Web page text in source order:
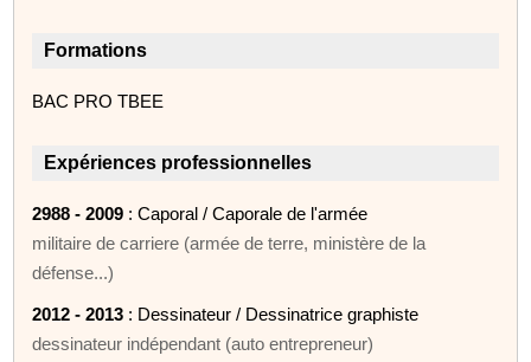
Formations
BAC PRO TBEE
Expériences professionnelles
2988 - 2009 : Caporal / Caporale de l'armée
militaire de carriere (armée de terre, ministère de la
défense...)
2012 - 2013 : Dessinateur / Dessinatrice graphiste
dessinateur indépendant (auto entrepreneur)